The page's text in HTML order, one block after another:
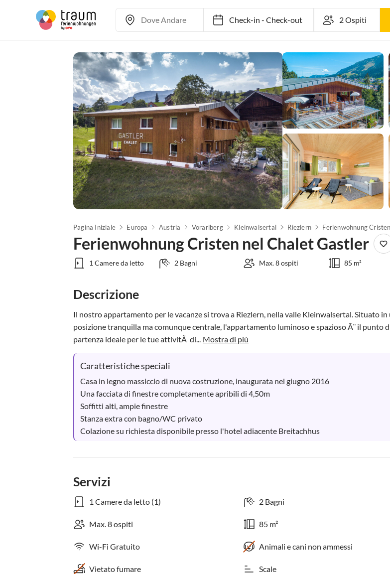
Check-in- Check-out
Pagina Iniziale Europa Austria Vorarlberg Kleinwalsertal Riezlern
Ferienwohnung Cristen nel Chalet Gastler
1 Camere da letto 2 Bagni Max. 8 ospiti 85 m²
Descrizione
Il nostro appartamento per le vacanze si trova a Riezlern, nella valle Kleinwalsertal. Situato in
posizione tranquilla ma comunque centrale, l'appartamento luminoso e spazioso Ã¨ il punto
partenza ideale per le tue attivitÃ  di... Mostra di più
Caratteristiche speciali
Casa in legno massiccio di nuova costruzione, inaugurata nel giugno 2016
Una facciata di finestre completamente apribili di 4,50m
Soffitti alti, ampie finestre
Stanza extra con bagno/WC privato
Colazione su richiesta disponibile presso l'hotel adiacente Breitachhus
Servizi
1 Camere da letto (1) 2 Bagni
Max. 8 ospiti 85 m²
Wi-Fi Gratuito Animali e cani non ammessi
Vietato fumare Scale